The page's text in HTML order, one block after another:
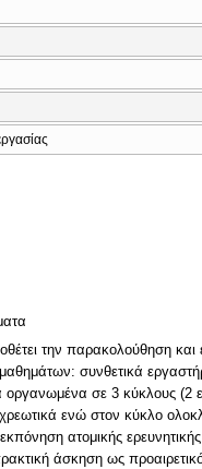
την παρακολούθηση και
συνθετικά
οργανωμένα σε 3 κύκλους
ενώ στον κύκλο
ατομικής ερευνητικής
άσκηση ως